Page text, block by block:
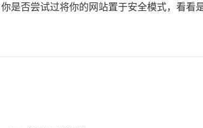
是否尝试过将你的网站置于安全模式，看看